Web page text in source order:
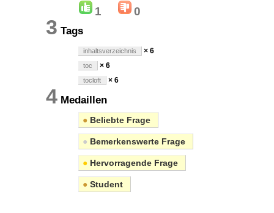
1 0
3 Tags
inhaltsverzeichnis × 6
toc × 6
tocloft × 6
4 Medaillen
● Beliebte Frage
● Bemerkenswerte Frage
● Hervorragende Frage
● Student